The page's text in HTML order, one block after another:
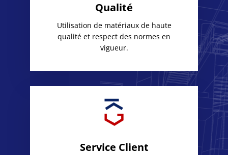
Qualité
Utilisation de matériaux de haute
qualité et respect des normes en
vigueur.
Service Client